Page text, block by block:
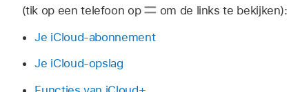
(tik op een telefoon op
om de links te bekijken):
Je iCloud-abonnement
Je iCloud-opslag